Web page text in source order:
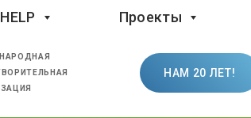
Проекты
НАМ 20 ЛЕТ!